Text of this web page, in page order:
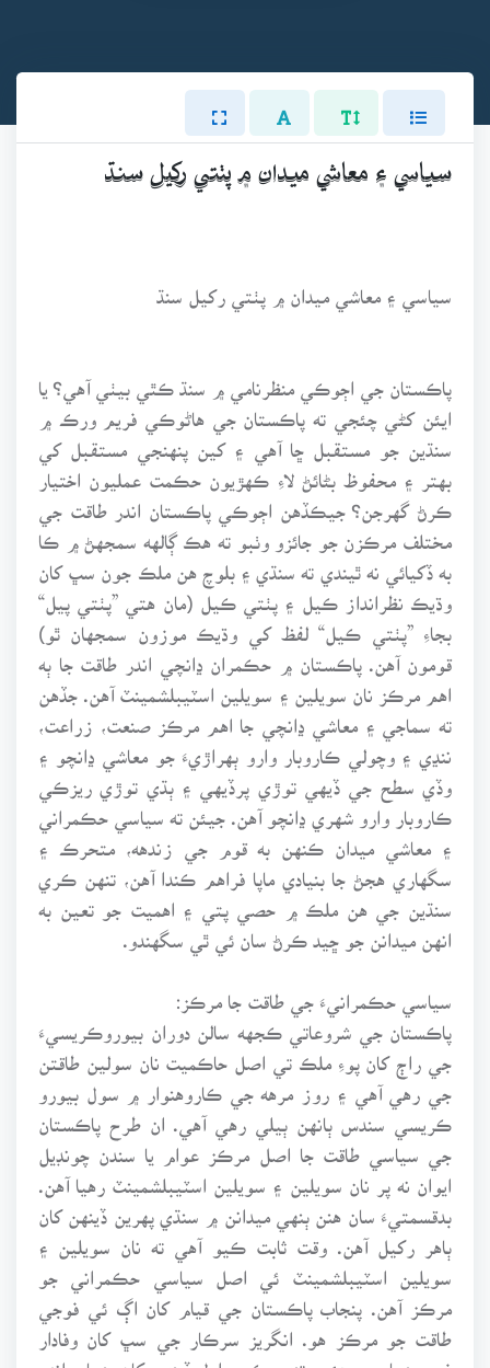
سياسي ۽ معاشي ميدان ۾ پٺتي رکيل سنڌ
سياسي ۽ معاشي ميدان ۾ پٺتي رکيل سنڌ
پاڪستان جي اڄوڪي منظرنامي ۾ سنڌ ڪٿي بيٺي آهي؟ يا
ايئن کڻي چئجي ته پاڪستان جي هاڻوڪي فريم ورڪ ۾
سنڌين جو مستقبل ڇا آهي ۽ کين پنهنجي مستقبل کي
بهتر ۽ محفوظ بڻائڻ لاءِ ڪهڙيون حڪمت عمليون اختيار
ڪرڻ گهرجن؟ جيڪڏهن اڄوڪي پاڪستان اندر طاقت جي
مختلف مرڪزن جو جائزو وٺبو ته هڪ ڳالهه سمجهڻ ۾ ڪا
به ڏکيائي نه ٿيندي ته سنڌي ۽ بلوچ هن ملڪ جون سڀ کان
وڌيڪ نظرانداز ڪيل ۽ پٺتي ڪيل (مان هتي ”پٺتي پيل“
بجاءِ ”پٺتي ڪيل“ لفظ کي وڌيڪ موزون سمجهان ٿو)
قومون آهن. پاڪستان ۾ حڪمران ڍانچي اندر طاقت جا ٻه
اهم مرڪز نان سويلين ۽ سويلين اسٽيبلشمينٽ آهن. جڏهن
ته سماجي ۽ معاشي ڍانچي جا اهم مرڪز صنعت، زراعت،
ننڍي ۽ وچولي ڪاروبار وارو ٻهراڙيءَ جو معاشي ڍانچو ۽
وڏي سطح جي ڏيهي توڙي پرڏيهي ۽ ٻڌي توڙي ريزڪي
ڪاروبار وارو شهري ڍانچو آهن. جيئن ته سياسي حڪمراني
۽ معاشي ميدان ڪنهن به قوم جي زندهه، متحرڪ ۽
سگهاري هجڻ جا بنيادي ماپا فراهم ڪندا آهن، تنهن ڪري
سنڌين جي هن ملڪ ۾ حصي پتي ۽ اهميت جو تعين به
انهن ميدانن جو ڇيد ڪرڻ سان ئي ٿي سگهندو.
سياسي حڪمرانيءَ جي طاقت جا مرڪز:
پاڪستان جي شروعاتي ڪجهه سالن دوران بيوروڪريسيءَ
جي راڄ کان پوءِ ملڪ تي اصل حاڪميت نان سولين طاقتن
جي رهي آهي ۽ روز مرهه جي ڪاروهنوار ۾ سول بيورو
ڪريسي سندس ٻانهن ٻيلي رهي آهي. ان طرح پاڪستان
جي سياسي طاقت جا اصل مرڪز عوام يا سندن چونڊيل
ايوان نه پر نان سويلين ۽ سويلين اسٽيبلشمينٽ رهيا آهن.
بدقسمتيءَ سان هنن ٻنهي ميدانن ۾ سنڌي پهرين ڏينهن کان
ٻاهر رکيل آهن. وقت ثابت ڪيو آهي ته نان سويلين ۽
سويلين اسٽيبلشمينٽ ئي اصل سياسي حڪمراني جو
مرڪز آهن. پنجاب پاڪستان جي قيام کان اڳ ئي فوجي
طاقت جو مرڪز هو. انگريز سرڪار جي سڀ کان وفادار
فوج پنجاب ۾ هئي، تنهن ڪري اول ڏينهن کان پنجاب اندر